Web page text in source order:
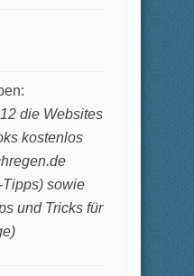
die Websites
kostenlos
sowie
und Tricks für